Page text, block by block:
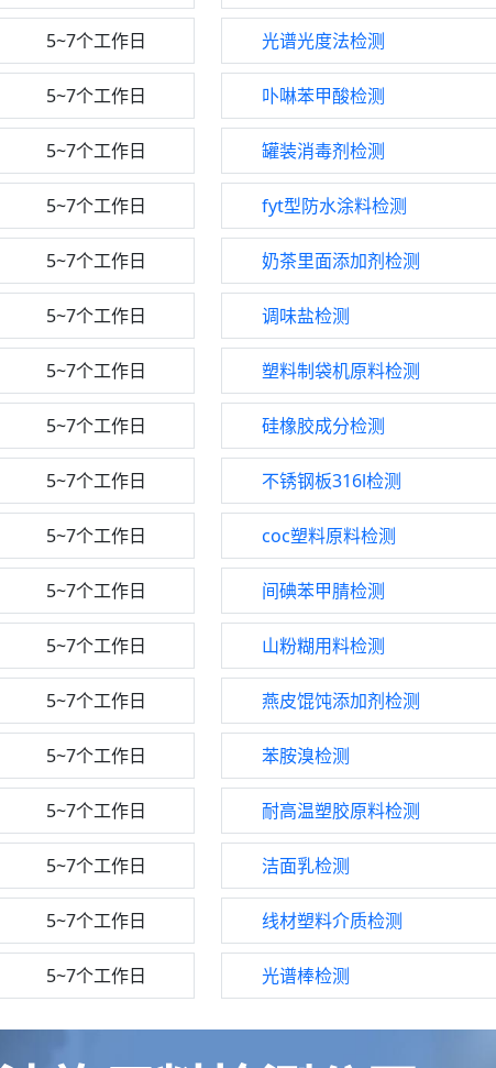
5~7个工作日 光谱光度法检测
5~7个工作日 卟啉苯甲酸检测
5~7个工作日 罐装消毒剂检测
5~7个工作日 fyt型防水涂料检测
5~7个工作日 奶茶里面添加剂检测
5~7个工作日 调味盐检测
5~7个工作日 塑料制袋机原料检测
5~7个工作日 硅橡胶成分检测
5~7个工作日 不锈钢板316l检测
5~7个工作日 coc塑料原料检测
5~7个工作日 间碘苯甲腈检测
5~7个工作日 山粉糊用料检测
5~7个工作日 燕皮馄饨添加剂检测
5~7个工作日 苯胺溴检测
5~7个工作日 耐高温塑胶原料检测
5~7个工作日 洁面乳检测
5~7个工作日 线材塑料介质检测
5~7个工作日 光谱棒检测